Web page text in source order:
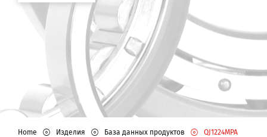
Home Изделия База данных продуктов QJ1224MPA